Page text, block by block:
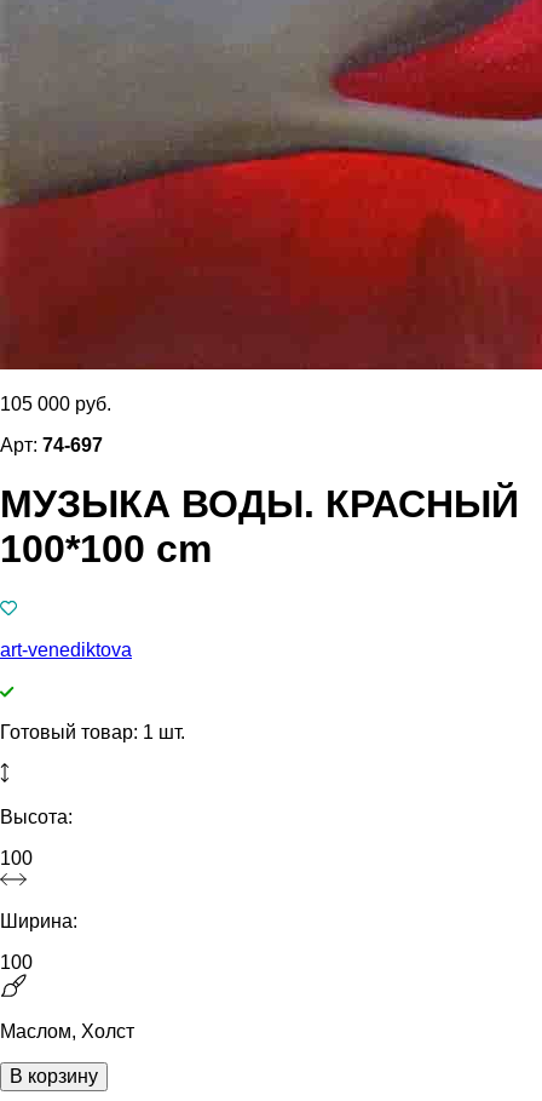
105 000 руб.
Арт: 74-697
МУЗЫКА ВОДЫ. КРАСНЫЙ
100*100 cm
art-venediktova
Готовый товар: 1 шт.
Высота:
100
Ширина:
100
Маслом, Холст
В корзину